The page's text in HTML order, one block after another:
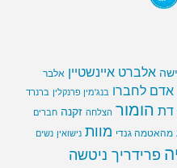
אלברט איינשטיין אלבר
אדם לחברו בנג'מין פרנקלין ברנרד
דת הומור הצלחה זקנה חברים
מהאטמה גנדי מוות נישואין נשים
פרידריך ניטשה